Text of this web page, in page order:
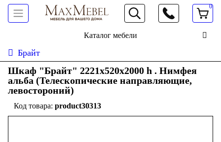
066 472 19 61
0
Каталог мебели
Брайт
Шкаф "Брайт" 2221х520х2000 h . Нимфея
альба (Телескопические направляющие,
левостороний)
product30313